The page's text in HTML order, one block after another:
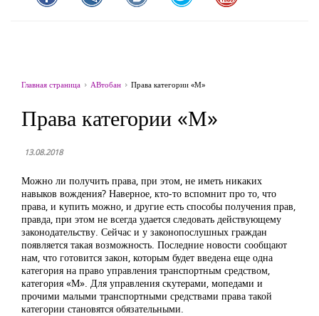
Главная страница АВтобан Права категории «М»
Права категории «М»
13.08.2018
Можно ли получить права, при этом, не иметь никаких
навыков вождения? Наверное, кто-то вспомнит про то, что
права, и купить можно, и другие есть способы получения прав,
правда, при этом не всегда удается следовать действующему
законодательству. Сейчас и у законопослушных граждан
появляется такая возможность. Последние новости сообщают
нам, что готовится закон, которым будет введена еще одна
категория на право управления транспортным средством,
категория «М». Для управления скутерами, мопедами и
прочими малыми транспортными средствами права такой
категории становятся обязательными.